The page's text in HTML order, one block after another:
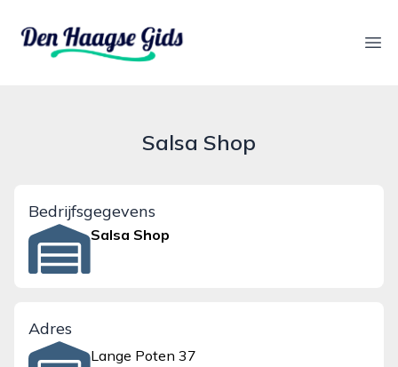
denhaagsegids.nl
Salsa Shop
Bedrijfsgegevens
Salsa Shop
Adres
Lange Poten 37